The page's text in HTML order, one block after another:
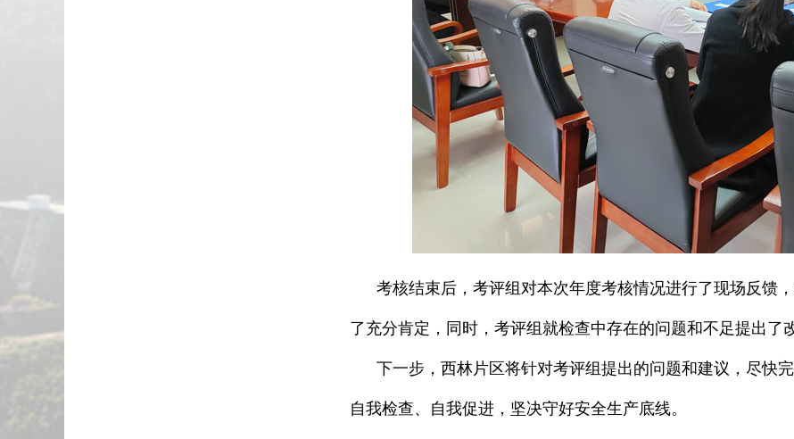
考核结束后，考评组对本次年度考核情况进行了现场反馈
了充分肯定，同时，考评组就检查中存在的问题和不足提出了
下一步，西林片区将针对考评组提出的问题和建议，尽快完
自我检查、自我促进，坚决守好安全生产底线。